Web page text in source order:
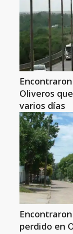
Oliveros
varios días
perdido en